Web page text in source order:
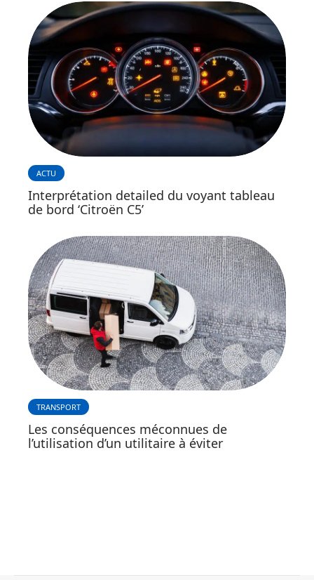
ACTU
Interprétation detailed du voyant tableau
de bord ‘Citroën C5’
TRANSPORT
Les conséquences méconnues de
l’utilisation d’un utilitaire à éviter